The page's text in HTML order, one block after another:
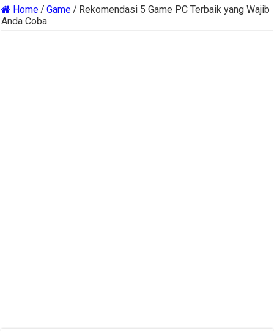
Home/ Game/ Rekomendasi 5 Game PC Terbaik yang Wajib
Anda Coba